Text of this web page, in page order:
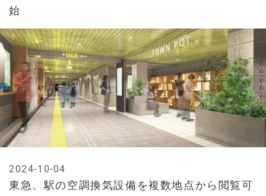
始
東急、駅の空調換気設備を複数地点から閲覧可
2024-10-04